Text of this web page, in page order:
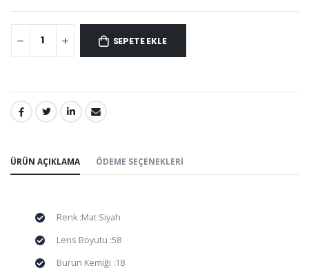
SEPETE EKLE
PAYLAŞ:
ÜRÜN AÇIKLAMA ÖDEME SEÇENEKLERI
Renk :Mat Siyah
Lens Boyutu :58
Burun Kemiği :18